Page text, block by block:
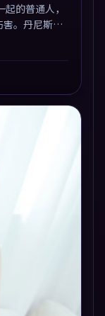
的普通人，
害。丹尼斯·
映后讨论度
主题余音绕